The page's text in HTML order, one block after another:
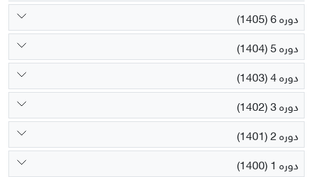
دوره 6 (1405)
دوره 5 (1404)
دوره 4 (1403)
دوره 3 (1402)
دوره 2 (1401)
دوره 1 (1400)